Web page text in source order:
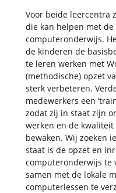
Voor beide leercentra
die kan helpen met
computeronderwijs.
de kinderen de
te leren werken met
(methodische) opzet
sterk verbeteren.
medewerkers een
zodat zij in staat zijn
werken en de
bewaken. Wij zoeken
staat is de opzet en
computeronderwijs te
samen met de lokale
computerlessen te